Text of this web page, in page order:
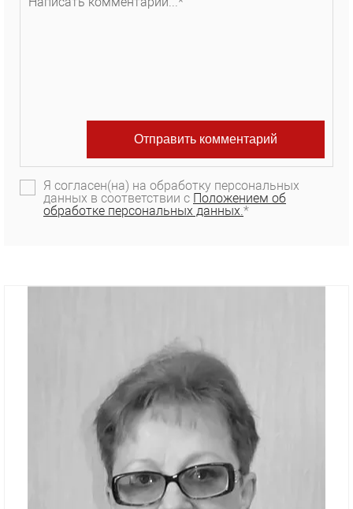
Я согласен(на) на обработку персональных
данных в соответствии с Положением об
обработке персональных данных.*